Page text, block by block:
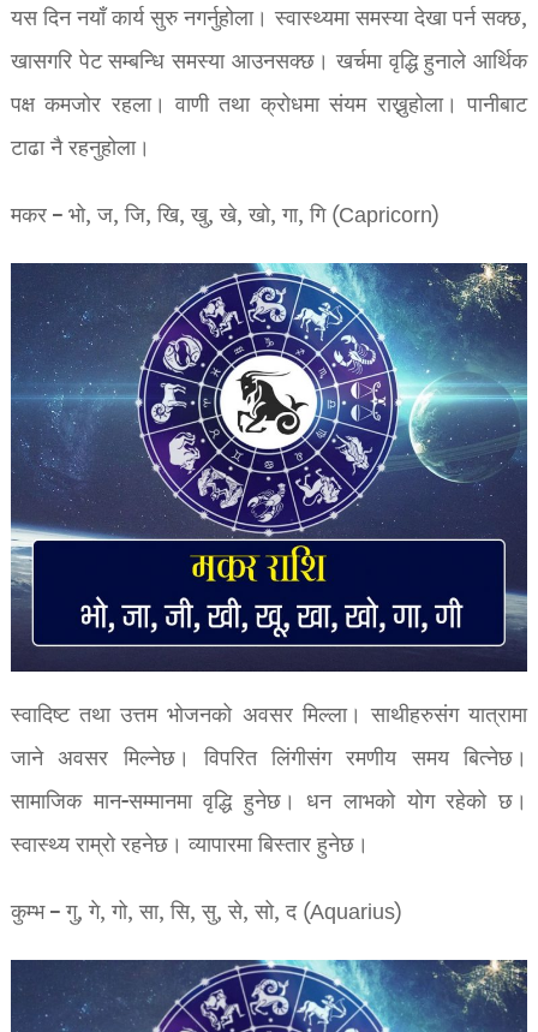
यस दिन नयाँ कार्य सुरु नगर्नुहोला। स्वास्थ्यमा समस्या देखा पर्न सक्छ,
खासगरि पेट सम्बन्धि समस्या आउनसक्छ। खर्चमा वृद्धि हुनाले आर्थिक
पक्ष कमजोर रहला। वाणी तथा क्रोधमा संयम राख्नुहोला। पानीबाट
टाढा नै रहनुहोला।
मकर – भो, ज, जि, खि, खु, खे, खो, गा, गि (Capricorn)
स्वादिष्ट तथा उत्तम भोजनको अवसर मिल्ला। साथीहरुसंग यात्रामा
जाने अवसर मिल्नेछ। विपरित लिंगीसंग रमणीय समय बित्नेछ।
सामाजिक मान-सम्मानमा वृद्धि हुनेछ। धन लाभको योग रहेको छ।
स्वास्थ्य राम्रो रहनेछ। व्यापारमा बिस्तार हुनेछ।
कुम्भ – गु, गे, गो, सा, सि, सु, से, सो, द (Aquarius)